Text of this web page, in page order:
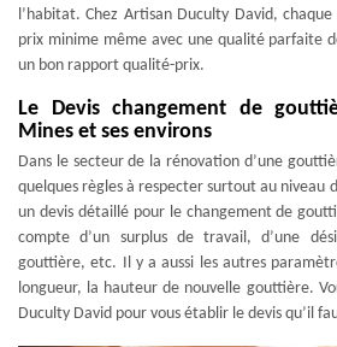
l’habitat. Chez Artisan Duculty David,
prix minime même avec une qualité parfaite
un bon rapport qualité-prix.
Le Devis changement de
Mines et ses environs
Dans le secteur de la rénovation d’une
quelques règles à respecter surtout au niveau
un devis détaillé pour le changement de
compte d’un surplus de travail, d’une
gouttière, etc. Il y a aussi les autres
longueur, la hauteur de nouvelle gouttière.
Duculty David pour vous établir le devis qu’il